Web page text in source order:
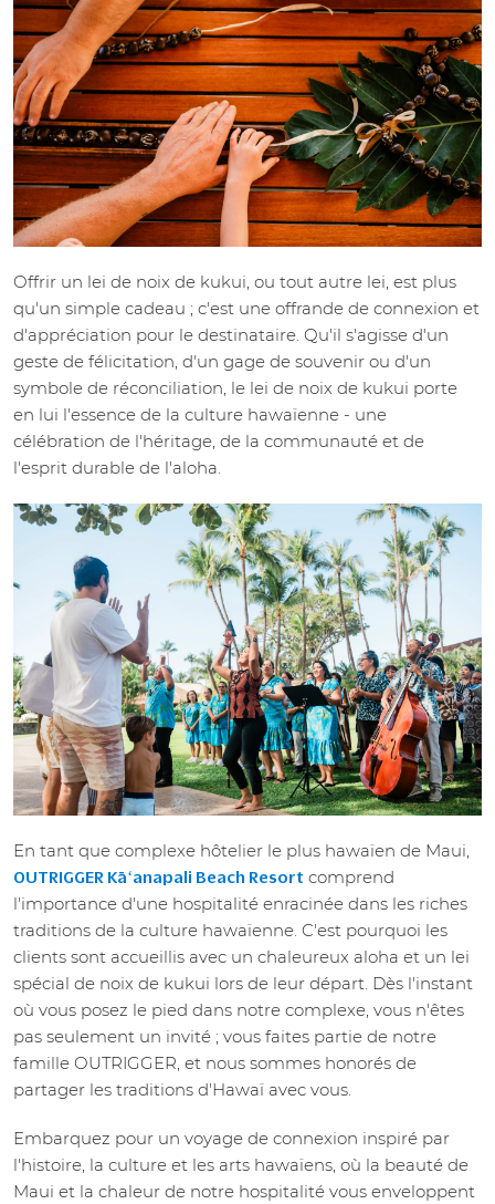
Offrir un lei de noix de kukui, ou tout autre lei, est plus
qu'un simple cadeau ; c'est une offrande de connexion et
d'appréciation pour le destinataire. Qu'il s'agisse d'un
geste de félicitation, d'un gage de souvenir ou d'un
symbole de réconciliation, le lei de noix de kukui porte
en lui l'essence de la culture hawaïenne - une
célébration de l'héritage, de la communauté et de
l'esprit durable de l'aloha.
En tant que complexe hôtelier le plus hawaïen de Maui,
OUTRIGGER Kāʻanapali Beach Resort comprend
l'importance d'une hospitalité enracinée dans les riches
traditions de la culture hawaïenne. C'est pourquoi les
clients sont accueillis avec un chaleureux aloha et un lei
spécial de noix de kukui lors de leur départ. Dès l'instant
où vous posez le pied dans notre complexe, vous n'êtes
pas seulement un invité ; vous faites partie de notre
famille OUTRIGGER, et nous sommes honorés de
partager les traditions d'Hawaï avec vous.
Embarquez pour un voyage de connexion inspiré par
l'histoire, la culture et les arts hawaïens, où la beauté de
Maui et la chaleur de notre hospitalité vous enveloppent